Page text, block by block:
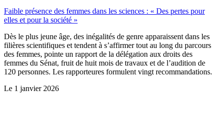
Faible présence des femmes dans les sciences : « Des pertes pour
elles et pour la société »
Dès le plus jeune âge, des inégalités de genre apparaissent dans les
filières scientifiques et tendent à s’affirmer tout au long du parcours
des femmes, pointe un rapport de la délégation aux droits des
femmes du Sénat, fruit de huit mois de travaux et de l’audition de
120 personnes. Les rapporteures formulent vingt recommandations.
Le 1 janvier 2026